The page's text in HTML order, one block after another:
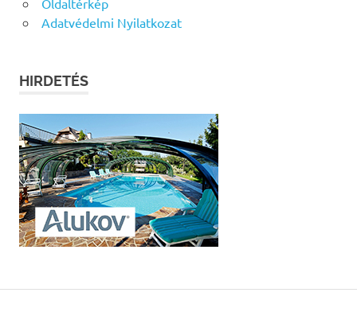
Oldaltérkép
Adatvédelmi Nyilatkozat
HIRDETÉS